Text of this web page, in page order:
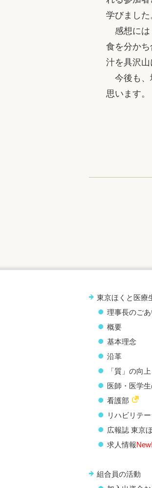
学びました
感想には
食を分か
汁を具沢
今後も、
思います。
東京ほくと医療
理事長のご
概要
基本理念
沿革
「質」の向上
医師・医学
看護部
リハビリテ
広報誌 東京
求人情報New!
組合員の活動